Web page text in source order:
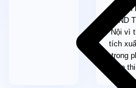
Phòng 03 ở Nhật có các
bed (giường phụ/ sofa)
giường sẽ phụ thuộc vào
chung cho tất cả các đêm
Do quá trình xây dựng
6 tháng, nên 1 số thứ tự
thể thay đổi để phù hợp
UBND
Nội vì
tích
trong
trào